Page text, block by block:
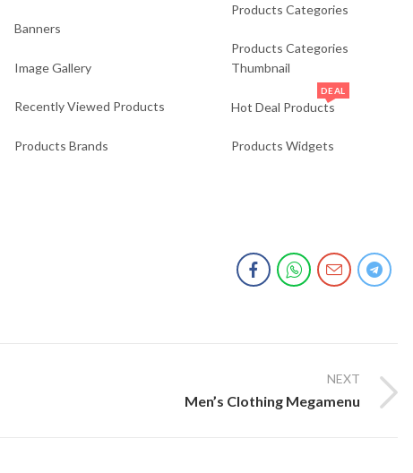
Banners
Image Gallery
Recently Viewed Products
Products Brands
Products Categories
Products Categories
Thumbnail
Hot Deal Products
DEAL
Products Widgets
NEXT
Men’s Clothing Megamenu